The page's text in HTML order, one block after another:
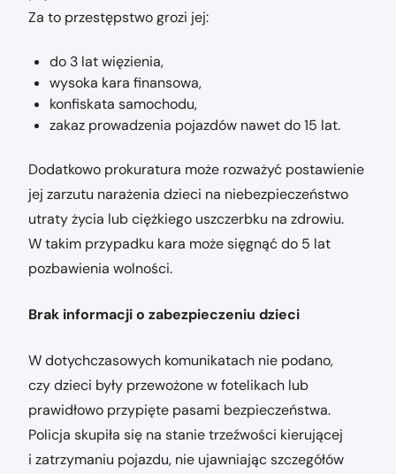
Za to przestępstwo grozi jej:
do 3 lat więzienia,
wysoka kara finansowa,
konfiskata samochodu,
zakaz prowadzenia pojazdów nawet do 15 lat.
Dodatkowo prokuratura może rozważyć postawienie
jej zarzutu narażenia dzieci na niebezpieczeństwo
utraty życia lub ciężkiego uszczerbku na zdrowiu.
W takim przypadku kara może sięgnąć do 5 lat
pozbawienia wolności.
Brak informacji o zabezpieczeniu dzieci
W dotychczasowych komunikatach nie podano,
czy dzieci były przewożone w fotelikach lub
prawidłowo przypięte pasami bezpieczeństwa.
Policja skupiła się na stanie trzeźwości kierującej
i zatrzymaniu pojazdu, nie ujawniając szczegółów